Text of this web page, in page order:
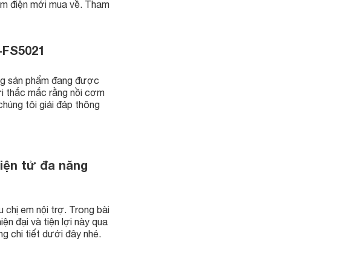
điện mới mua về. Tham
sản phẩm đang được
thắc mắc rằng nồi cơm
tôi giải đáp thông
tử đa năng
chị em nội trợ. Trong bài
đại và tiện lợi này qua
chi tiết dưới đây nhé.